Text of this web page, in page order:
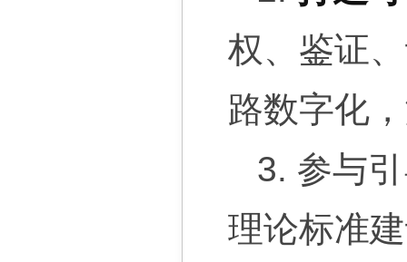
权、鉴证
路数字化
3. 参与
理论标准